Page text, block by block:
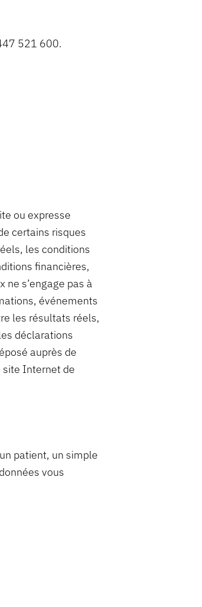
521 600.
ou expresse
certains risques
les conditions
financières,
s’engage pas à
événements
les résultats réels,
déclarations
auprès de
site Internet de
patient, un simple
vous